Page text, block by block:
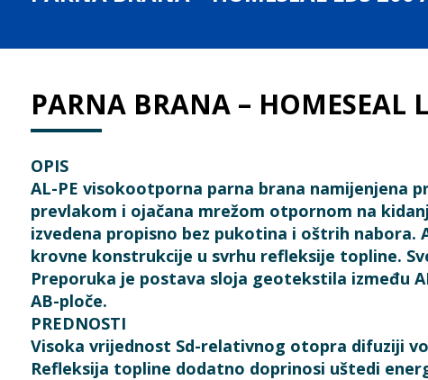
PARNA BRANA – HOMESEAL
OPIS
AL-PE visokootporna parna brana namijenjena
prevlakom i ojačana mrežom otpornom na
izvedena propisno bez pukotina i oštrih
krovne konstrukcije u svrhu refleksije topline.
Preporuka je postava sloja geotekstila između
AB-ploče.
PREDNOSTI
Visoka vrijednost Sd-relativnog otopra difuziji
Refleksija topline dodatno doprinosi uštedi